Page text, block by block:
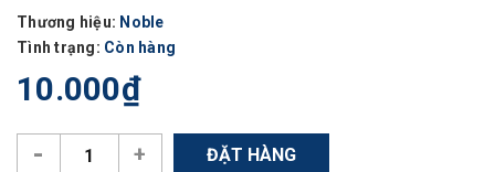
Thương hiệu: Noble
Tình trạng: Còn hàng
10.000₫
- + ĐẶT HÀNG